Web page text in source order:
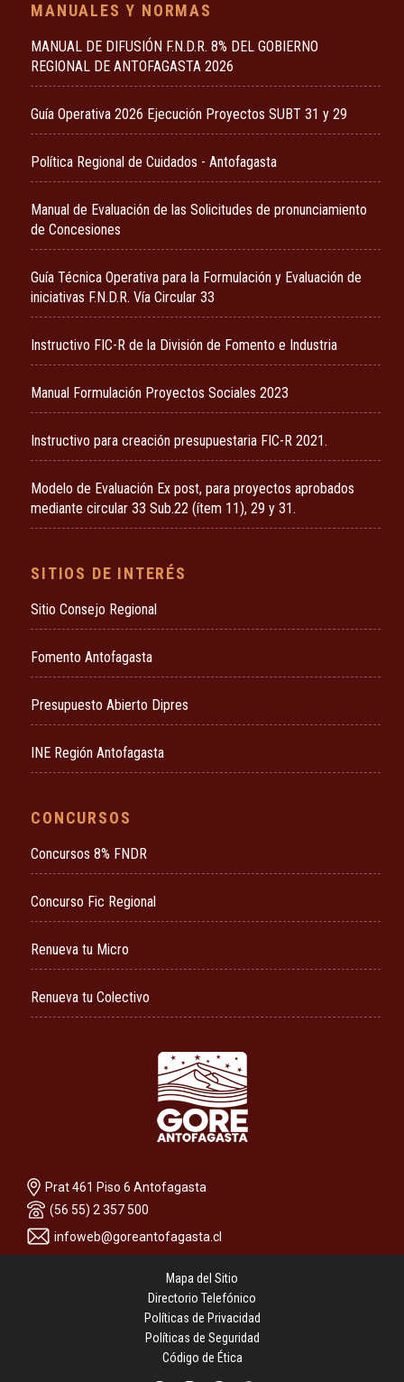
MANUALES Y NORMAS
MANUAL DE DIFUSIÓN F.N.D.R. 8% DEL GOBIERNO
REGIONAL DE ANTOFAGASTA 2026
Guía Operativa 2026 Ejecución Proyectos SUBT 31 y 29
Política Regional de Cuidados - Antofagasta
Manual de Evaluación de las Solicitudes de pronunciamiento
de Concesiones
Guía Técnica Operativa para la Formulación y Evaluación de
iniciativas F.N.D.R. Vía Circular 33
Instructivo FIC-R de la División de Fomento e Industria
Manual Formulación Proyectos Sociales 2023
Instructivo para creación presupuestaria FIC-R 2021.
Modelo de Evaluación Ex post, para proyectos aprobados
mediante circular 33 Sub.22 (ítem 11), 29 y 31.
SITIOS DE INTERÉS
Sitio Consejo Regional
Fomento Antofagasta
Presupuesto Abierto Dipres
INE Región Antofagasta
CONCURSOS
Concursos 8% FNDR
Concurso Fic Regional
Renueva tu Micro
Renueva tu Colectivo
Prat 461 Piso 6 Antofagasta
(56 55) 2 357 500
infoweb@goreantofagasta.cl
Mapa del Sitio
Directorio Telefónico
Políticas de Privacidad
Políticas de Seguridad
Código de Ética